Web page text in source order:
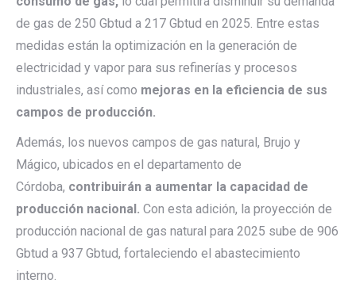
de gas de 250 Gbtud a 217 Gbtud en 2025. Entre estas
medidas están la optimización en la generación de
electricidad y vapor para sus refinerías y procesos
industriales, así como mejoras en la eficiencia de sus
campos de producción.
Además, los nuevos campos de gas natural, Brujo y
Mágico, ubicados en el departamento de
Córdoba, contribuirán a aumentar la capacidad de
producción nacional. Con esta adición, la proyección de
producción nacional de gas natural para 2025 sube de 906
Gbtud a 937 Gbtud, fortaleciendo el abastecimiento
interno.